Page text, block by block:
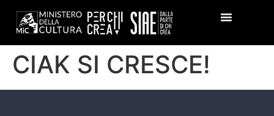
CIAK SI CRESCE!